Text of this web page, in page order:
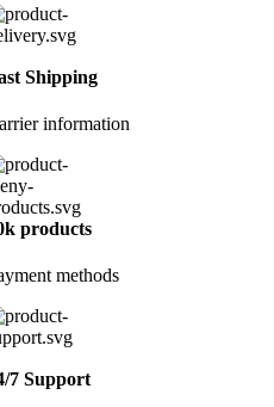
Shipping
information
products
methods
7 Support